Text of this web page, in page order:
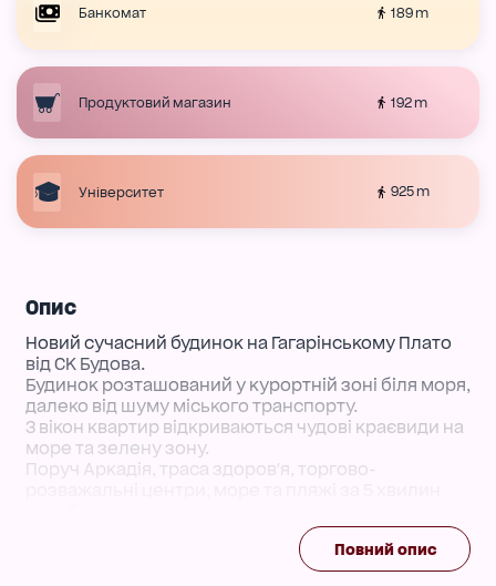
Банкомат 189 m
Продуктовий магазин 192 m
Університет 925 m
Опис
Новий сучасний будинок на Гагарінському Плато
від СК Будова.
Будинок розташований у курортній зоні біля моря,
далеко від шуму міського транспорту.
З вікон квартир відкриваються чудові краєвиди на
море та зелену зону.
Поруч Аркадія, траса здоров'я, торгово-
Будинок відрізняє сучасну якість будівництва,
система "Розумний будинок" у кожній квартирі",
консьєрж, охорона та всі умови для комфортного
Повний опис